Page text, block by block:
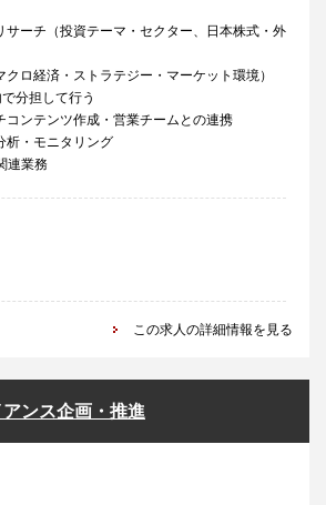
ーチ（投資テーマ・セクター、日本株式・外
ロ経済・ストラテジー・マーケット環境）
分担して行う
ンテンツ作成・営業チームとの連携
・モニタリング
連業務
この求人の詳細情報を見る
ンス企画・推進